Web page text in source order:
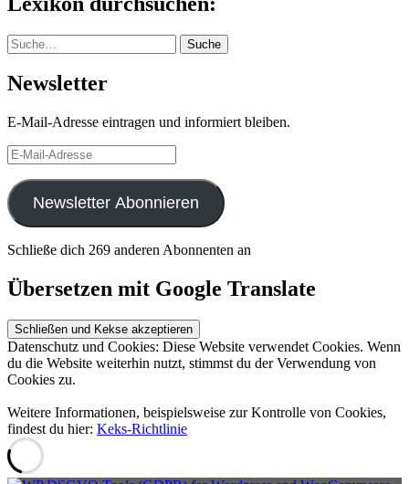
Suche Suche
Newsletter
E-Mail-Adresse eintragen und informiert bleiben.
E-
Mail-
Adresse
Newsletter Abonnieren
Schließe dich 269 anderen Abonnenten an
Übersetzen mit Google Translate
Datenschutz und Cookies: Diese Website verwendet Cookies. Wenn
du die Website weiterhin nutzt, stimmst du der Verwendung von
Cookies zu.
Weitere Informationen, beispielsweise zur Kontrolle von Cookies,
findest du hier: Keks-Richtlinie